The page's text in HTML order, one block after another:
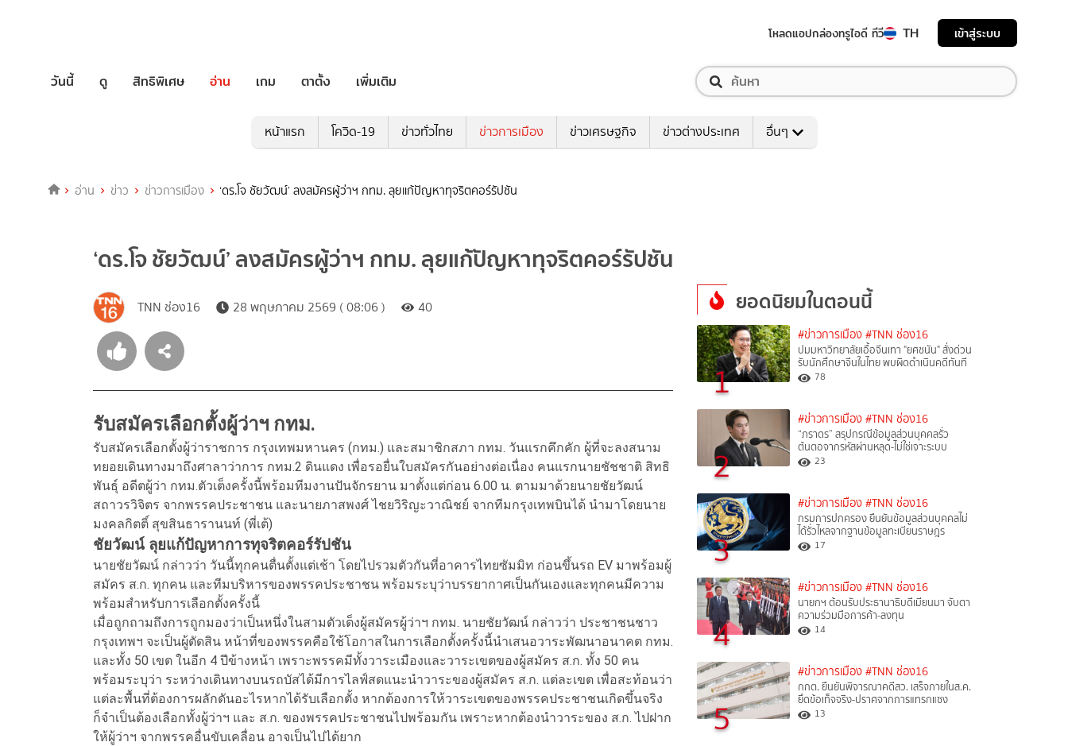
โหลดแอปกล่องทรูไอดี ทีวี TH เข้าสู่ระบบ
วันนี้ ดู สิทธิพิเศษ อ่าน เกม ตาตั้ง เพิ่มเติม
หน้าแรก โควิด-19 ข่าวทั่วไทย ข่าวการเมือง ข่าวเศรษฐกิจ ข่าวต่างประเทศ อื่นๆ
อ่าน ข่าว ข่าวการเมือง ‘ดร.โจ ชัยวัฒน์’ ลงสมัครผู้ว่าฯ กทม. ลุยแก้ปัญหาทุจริตคอร์รัปชัน
‘ดร.โจ ชัยวัฒน์’ ลงสมัครผู้ว่าฯ กทม. ลุยแก้ปัญหาทุจริตคอร์รัปชัน
TNN ช่อง16 28 พฤษภาคม 2569 ( 08:06 ) 40
รับสมัครเลือกตั้งผู้ว่าฯ กทม.
รับสมัครเลือกตั้งผู้ว่าราชการ กรุงเทพมหานคร (กทม.) และสมาชิกสภา กทม. วันแรกคึกคัก ผู้ที่จะลงสนาม
ทยอยเดินทางมาถึงศาลาว่าการ กทม.2 ดินแดง เพื่อรอยื่นใบสมัครกันอย่างต่อเนื่อง คนแรกนายชัชชาติ สิทธิ
พันธุ์ อดีตผู้ว่า กทม.ตัวเต็งครั้งนี้พร้อมทีมงานปันจักรยาน มาตั้งแต่ก่อน 6.00 น. ตามมาด้วยนายชัยวัฒน์
สถาวรวิจิตร จากพรรคประชาชน และนายภาสพงศ์ ไชยวิริญะวาณิชย์ จากทีมกรุงเทพบินได้ นำมาโดยนาย
มงคลกิตติ์ สุขสินธารานนท์ (พี่เต้)
ชัยวัฒน์ ลุยแก้ปัญหาการทุจริตคอร์รัปชัน
นายชัยวัฒน์ กล่าวว่า วันนี้ทุกคนตื่นตั้งแต่เช้า โดยไปรวมตัวกันที่อาคารไทยซัมมิท ก่อนขึ้นรถ EV มาพร้อมผู้
สมัคร ส.ก. ทุกคน และทีมบริหารของพรรคประชาชน พร้อมระบุว่าบรรยากาศเป็นกันเองและทุกคนมีความ
พร้อมสำหรับการเลือกตั้งครั้งนี้
เมื่อถูกถามถึงการถูกมองว่าเป็นหนึ่งในสามตัวเต็งผู้สมัครผู้ว่าฯ กทม. นายชัยวัฒน์ กล่าวว่า ประชาชนชาว
กรุงเทพฯ จะเป็นผู้ตัดสิน หน้าที่ของพรรคคือใช้โอกาสในการเลือกตั้งครั้งนี้นำเสนอวาระพัฒนาอนาคต กทม.
และทั้ง 50 เขต ในอีก 4 ปีข้างหน้า เพราะพรรคมีทั้งวาระเมืองและวาระเขตของผู้สมัคร ส.ก. ทั้ง 50 คน
พร้อมระบุว่า ระหว่างเดินทางบนรถบัสได้มีการไลฟ์สดแนะนำวาระของผู้สมัคร ส.ก. แต่ละเขต เพื่อสะท้อนว่า
แต่ละพื้นที่ต้องการผลักดันอะไรหากได้รับเลือกตั้ง หากต้องการให้วาระเขตของพรรคประชาชนเกิดขึ้นจริง
ก็จำเป็นต้องเลือกทั้งผู้ว่าฯ และ ส.ก. ของพรรคประชาชนไปพร้อมกัน เพราะหากต้องนำวาระของ ส.ก. ไปฝาก
ให้ผู้ว่าฯ จากพรรคอื่นขับเคลื่อน อาจเป็นไปได้ยาก
ยอดนิยมในตอนนี้
1
#ข่าวการเมือง #TNN ช่อง16
ปมมหาวิทยาลัยเอื้อจีนเทา "ยศชนัน" สั่งด่วน
รับนักศึกษาจีนในไทย พบผิดดำเนินคดีทันที
78
2
#ข่าวการเมือง #TNN ช่อง16
“ภราดร” สรุปกรณีข้อมูลส่วนบุคคลรั่ว
ต้นตอจากรหัสผ่านหลุด-ไม่ใช่เจาะระบบ
23
3
#ข่าวการเมือง #TNN ช่อง16
กรมการปกครอง ยืนยันข้อมูลส่วนบุคคลไม่
ได้รั่วไหลจากฐานข้อมูลทะเบียนราษฎร
17
4
#ข่าวการเมือง #TNN ช่อง16
นายกฯ ต้อนรับประธานาธิบดีเมียนมา จับตา
ความร่วมมือการค้า-ลงทุน
14
5
#ข่าวการเมือง #TNN ช่อง16
กกต. ยืนยันพิจารณาคดีสว. เสร็จภายในส.ค.
ยึดข้อเท็จจริง-ปราศจากการแทรกแซง
13